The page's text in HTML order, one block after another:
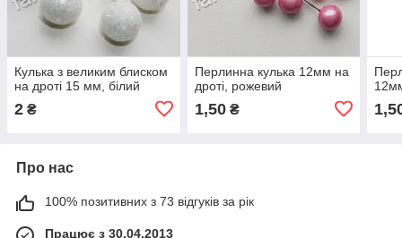
Кулька з великим блиском
на дроті 15 мм, білий
2 ₴
Перлинна кулька 12мм на
дроті, рожевий
1,50₴
Про нас
100% позитивних з 73 відгуків за рік
Працює з 30.04.2013